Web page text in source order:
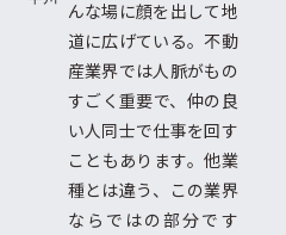
んな場に顔を出して地
道に広げている。不動
産業界では人脈がもの
すごく重要で、仲の良
い人同士で仕事を回す
こともあります。他業
種とは違う、この業界
ならではの部分です